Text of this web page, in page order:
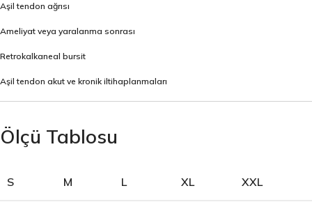
Aşil tendon ağrısı
Ameliyat veya yaralanma sonrası
Retrokalkaneal bursit
Aşil tendon akut ve kronik iltihaplanmaları
Ölçü Tablosu
S M L XL XXL